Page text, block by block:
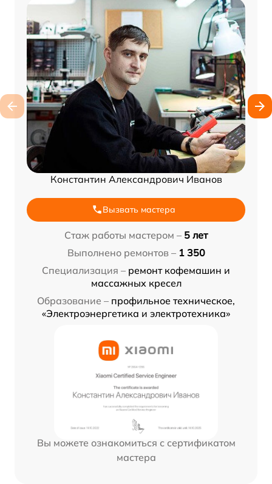
Константин Александрович Иванов
Вызвать мастера
Стаж работы мастером – 5 лет
Выполнено ремонтов – 1 350
Специализация – ремонт кофемашин и
массажных кресел
Образование – профильное техническое,
«Электроэнергетика и электротехника»
Вы можете ознакомиться с сертификатом
мастера